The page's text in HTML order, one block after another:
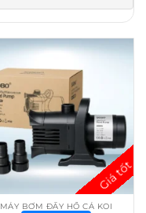
MÁY BƠM ĐẨY HỒ CÁ KOI